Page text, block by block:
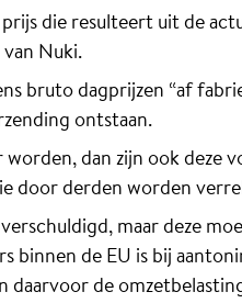
die resulteert uit de
Nuki.
bruto dagprijzen “af
ontstaan.
dan zijn ook deze
door derden worden
maar deze
binnen de EU is bij
daarvoor de